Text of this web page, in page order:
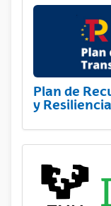
Plan de
y